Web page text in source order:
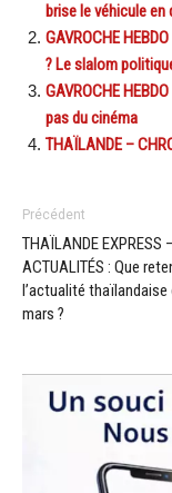
brise le véhicule en
GAVROCHE
? Le slalom
GAVROCHE
pas du cinéma
THAÏLANDE –
Précédent
THAÏLANDE EXPRESS –
ACTUALITÉS : Que
l’actualité thaïlandaise
mars ?